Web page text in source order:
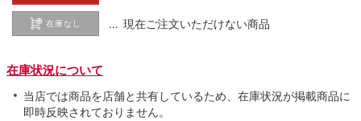
在庫なし … 現在ご注文いただけない商品
在庫状況について
当店では商品を店舗と共有しているため、在庫状況が掲載商品に
即時反映されておりません。